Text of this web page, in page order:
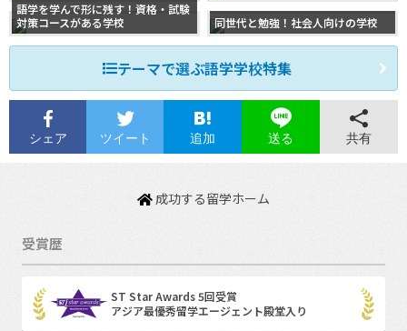
語学を学んで形に残す！資格・試験
対策コースがある学校
同世代と勉強！社会人向けの学校
テーマで選ぶ語学学校特集
シェア ツイート 追加 送る 共有
成功する留学ホーム
受賞歴
ST Star Awards 5回受賞
アジア最優秀留学エージェント殿堂入り